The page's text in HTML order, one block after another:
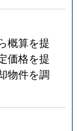
概算を提
価格を提
物件を調